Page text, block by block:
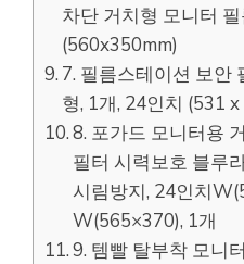
차단 거치형 모니터
(560x350mm)
7. 필름스테이션 보안
형, 1개, 24인치 (531 x
8. 포가드 모니터용
필터 시력보호 블루
시림방지, 24인치
W(565×370), 1개
9. 템빨 탈부착 모니